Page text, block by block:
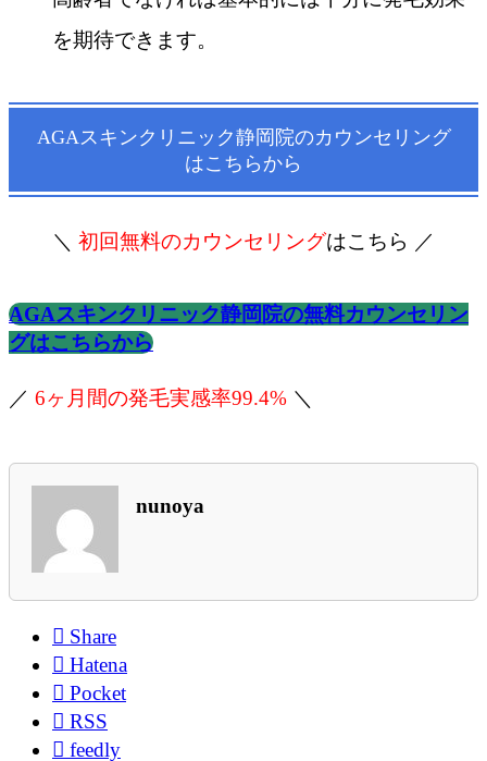
を期待できます。
AGAスキンクリニック静岡院のカウンセリング
はこちらから
＼ 初回無料のカウンセリングはこちら ／
AGAスキンクリニック静岡院の無料カウンセリン
グはこちらから
／ 6ヶ月間の発毛実感率99.4% ＼
nunoya
 Share
 Hatena
 Pocket
 RSS
 feedly